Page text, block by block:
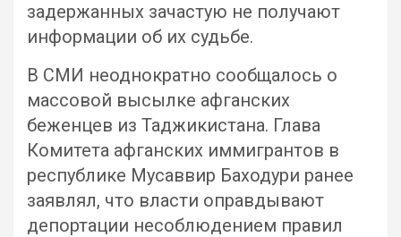
задержанных зачастую не получают
информации об их судьбе.
В СМИ неоднократно сообщалось о
массовой высылке афганских
беженцев из Таджикистана. Глава
Комитета афганских иммигрантов в
республике Мусаввир Баходури ранее
заявлял, что власти оправдывают
депортации несоблюдением правил